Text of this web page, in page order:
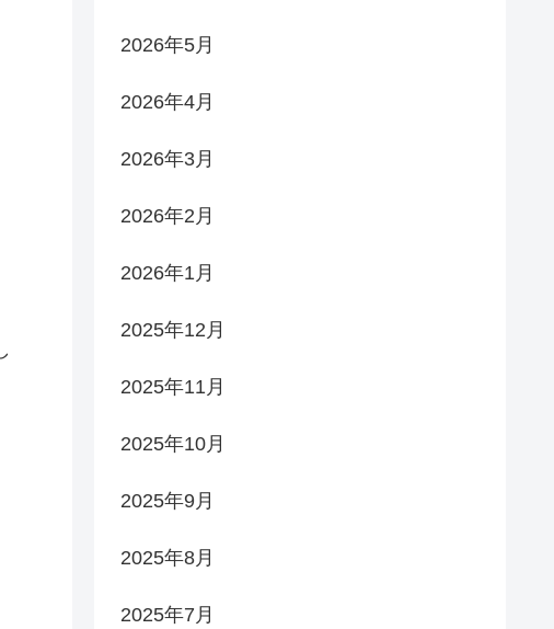
2026年5月
2026年4月
2026年3月
2026年2月
2026年1月
2025年12月
2025年11月
2025年10月
2025年9月
2025年8月
2025年7月